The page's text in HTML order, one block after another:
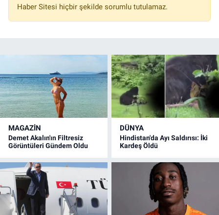
Haber Sitesi hiçbir şekilde sorumlu tutulamaz.
MAGAZİN
Demet Akalın'ın Filtresiz
Görüntüleri Gündem Oldu
DÜNYA
Hindistan'da Ayı Saldırısı: İki
Kardeş Öldü